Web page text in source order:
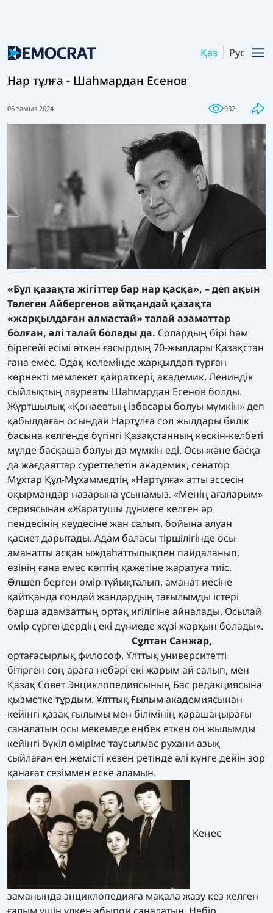
Қаз Рус
Нар тұлға - Шаһмардан Есенов
06 тамыз 2024 932
«Бұл қазақта жігіттер бар нар қасқа», – деп ақын
Төлеген Айбергенов айтқандай қазақта
«жарқылдаған алмастай» талай азаматтар
болған, әлі талай болады да. Солардың бірі һәм
бірегейі есімі өткен ғасырдың 70-жылдары Қазақстан
ғана емес, Одақ көлемінде жарқылдап тұрған
көрнекті мемлекет қайраткері, академик, Лениндік
сыйлықтың лауреаты Шаһмардан Есенов болды.
Жұртшылық «Қонаевтың ізбасары болуы мүмкін» деп
қабылдаған осындай Нартұлға сол жылдары билік
басына келгенде бүгінгі Қазақстанның кескін-келбеті
мүлде басқаша болуы да мүмкін еді. Осы және басқа
да жағдаяттар суреттелетін академик, сенатор
Мұхтар Құл-Мұхаммедтің «Нартұлға» атты эссесін
оқырмандар назарына ұсынамыз. «Менің ағаларым»
сериясынан «Жаратушы дүниеге келген әр
пендесінің кеудесіне жан салып, бойына алуан
қасиет дарытады. Адам баласы тіршілігінде осы
аманатты асқан ыждаһаттылықпен пайдаланып,
өзінің ғана емес көптің қажетіне жаратуға тиіс.
Өлшеп берген өмір тұйықталып, аманат иесіне
қайтқанда сондай жандардың тағылымды істері
барша адамзаттың ортақ игілігіне айналады. Осылай
өмір сүргендердің екі дүниеде жүзі жарқын болады».
Сұлтан Санжар,
ортағасырлық философ. Ұлттық университетті
бітірген соң араға небәрі екі жарым ай салып, мен
Қазақ Совет Энциклопедиясының Бас редакциясына
қызметке тұрдым. Ұлттық Ғылым академиясынан
кейінгі қазақ ғылымы мен білімінің қарашаңырағы
саналатын осы мекемеде еңбек еткен он жылымды
кейінгі бүкіл өміріме таусылмас рухани азық
сыйлаған ең жемісті кезең ретінде әлі күнге дейін зор
қанағат сезіммен еске аламын.
Кеңес
заманында энциклопедияға мақала жазу кез келген